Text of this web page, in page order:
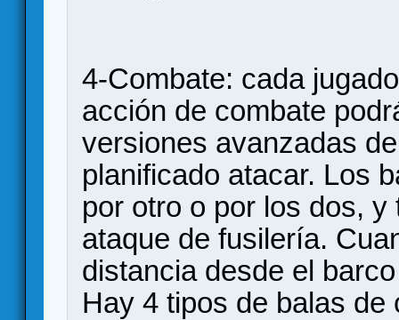
4-Combate: cada
acción de combate
versiones avanzadas
planificado atacar. Los
por otro o por los dos,
ataque de fusilería.
distancia desde el
Hay 4 tipos de balas de